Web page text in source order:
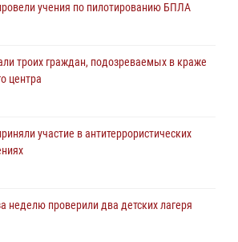
антитеррористическую защищённость
и «Лесной»
учения по пилотированию БПЛА
троих граждан, подозреваемых в краже
центра
участие в антитеррористических
неделю проверили два детских лагеря